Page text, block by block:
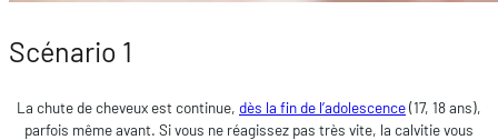
Scénario 1
La chute de cheveux est continue, dès la fin de l’adolescence(17, 18 ans),
parfois même avant. Si vous ne réagissez pas très vite, la calvitie vous